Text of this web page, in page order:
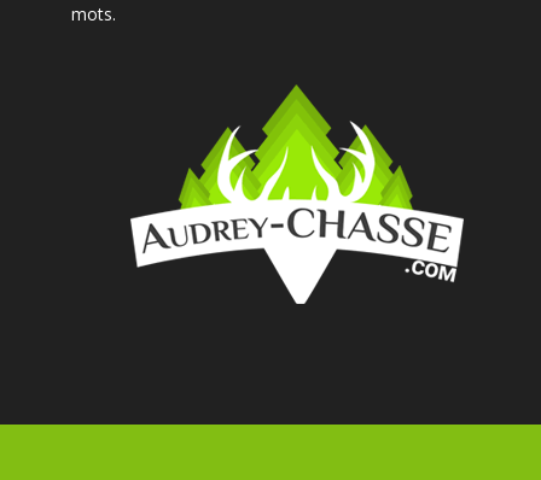
mots.